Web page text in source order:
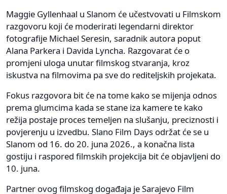
Maggie Gyllenhaal u Slanom će učestvovati u Filmskom
razgovoru koji će moderirati legendarni direktor
fotografije Michael Seresin, saradnik autora poput
Alana Parkera i Davida Lyncha. Razgovarat će o
promjeni uloga unutar filmskog stvaranja, kroz
iskustva na filmovima pa sve do rediteljskih projekata.
Fokus razgovora bit će na tome kako se mijenja odnos
prema glumcima kada se stane iza kamere te kako
režija postaje proces temeljen na slušanju, preciznosti i
povjerenju u izvedbu. Slano Film Days održat će se u
Slanom od 16. do 20. juna 2026., a konačna lista
gostiju i raspored filmskih projekcija bit će objavljeni do
10. juna.
Partner ovog filmskog događaja je Sarajevo Film